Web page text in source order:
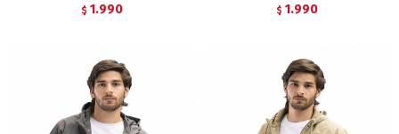
$ 1.990 $ 1.990